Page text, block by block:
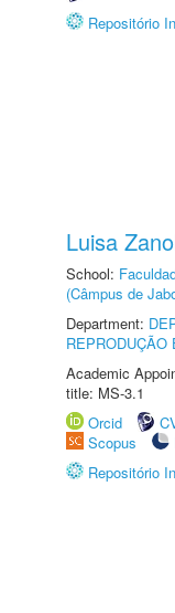
Repositório
Luisa
School:
(Câmpus de
Department:
REPRODUÇÃO
Academic
title: MS-3.1
Orcid
Scopus
Repositório